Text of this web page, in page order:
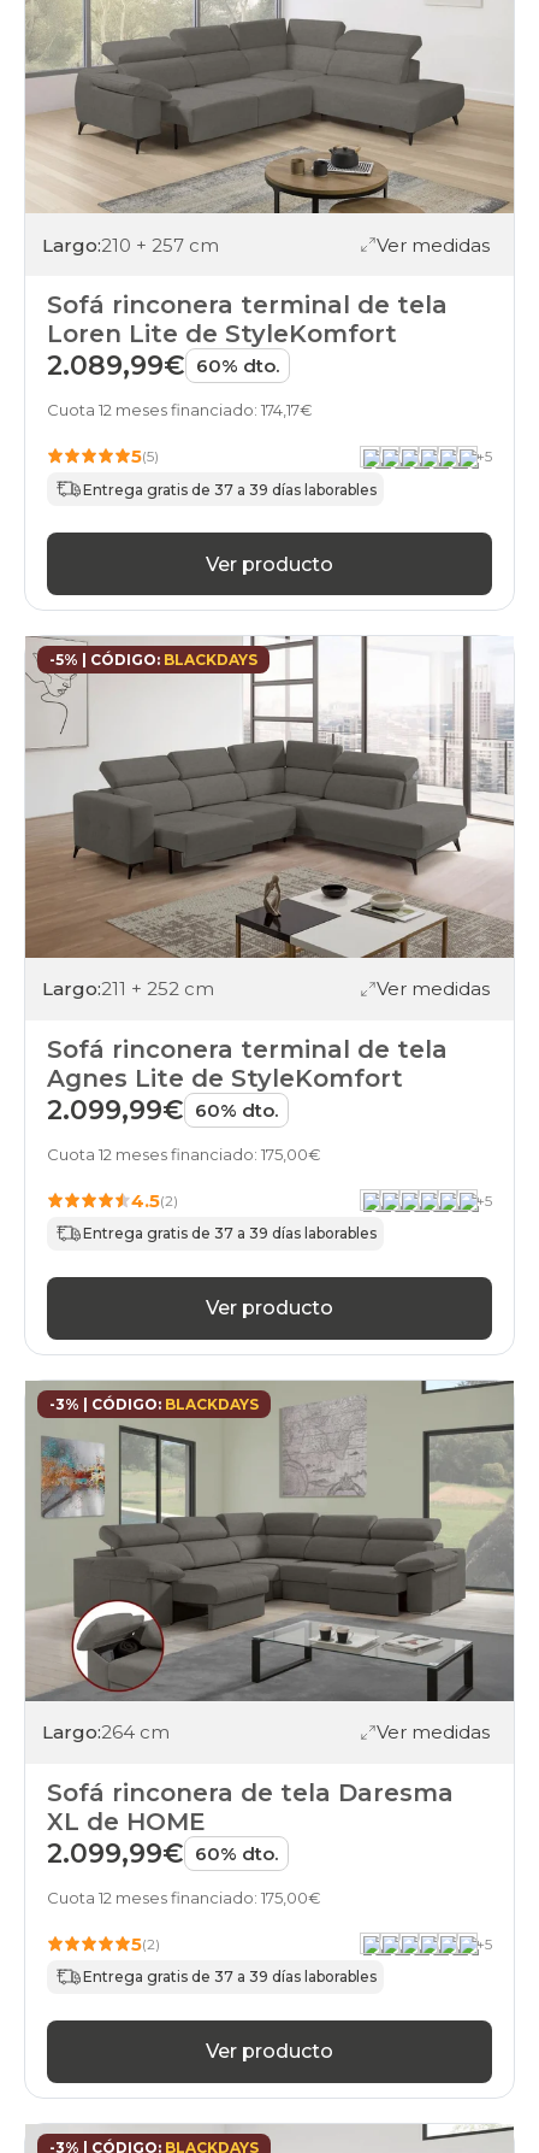
Largo:210 + 257 cm Ver medidas
Sofá rinconera terminal de tela
Loren Lite de StyleKomfort
2.089,99€ 60% dto.
Cuota 12 meses financiado: 174,17€
5(5) +5
Entrega gratis de 37 a 39 días laborables
Ver producto
-5% | CÓDIGO: BLACKDAYS
Largo:211 + 252 cm Ver medidas
Sofá rinconera terminal de tela
Agnes Lite de StyleKomfort
2.099,99€ 60% dto.
Cuota 12 meses financiado: 175,00€
4.5(2) +5
Entrega gratis de 37 a 39 días laborables
Ver producto
-3% | CÓDIGO: BLACKDAYS
Largo:264 cm Ver medidas
Sofá rinconera de tela Daresma
XL de HOME
2.099,99€ 60% dto.
Cuota 12 meses financiado: 175,00€
5(2) +5
Entrega gratis de 37 a 39 días laborables
Ver producto
-3% | CÓDIGO: BLACKDAYS